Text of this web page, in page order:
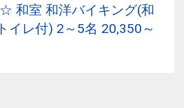
和室 和洋バイキング(和
イレ付) 2～5名 20,350～